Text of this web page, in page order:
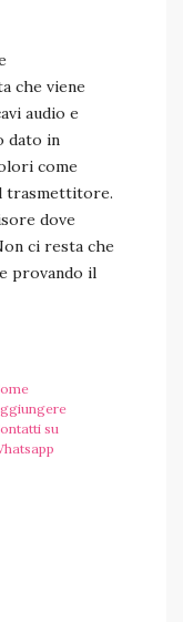
che viene
audio e
dato in
come
trasmettitore.
dove
ci resta che
provando il
su